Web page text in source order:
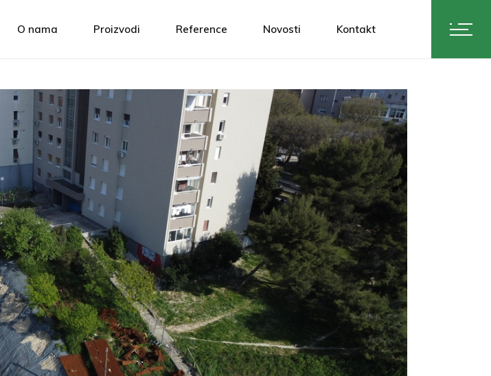
O nama Proizvodi Reference Novosti Kontakt